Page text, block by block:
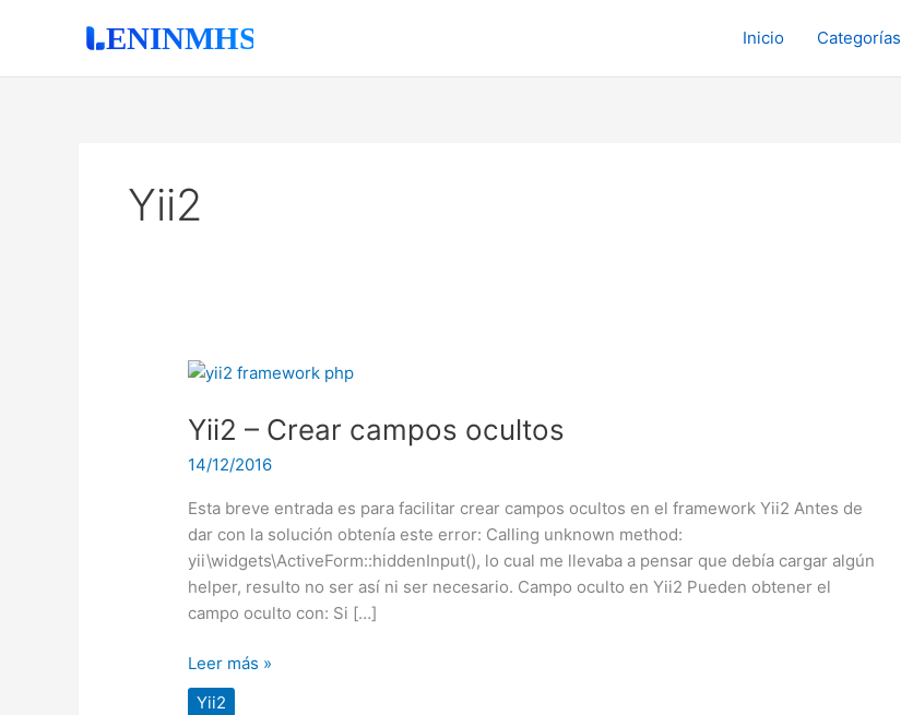
Inicio Categorías
Yii2
Yii2 – Crear campos ocultos
14/12/2016
Esta breve entrada es para facilitar crear campos ocultos en el framework Yii2 Antes de
dar con la solución obtenía este error: Calling unknown method:
yii\widgets\ActiveForm::hiddenInput(), lo cual me llevaba a pensar que debía cargar algún
helper, resulto no ser así ni ser necesario. Campo oculto en Yii2 Pueden obtener el
campo oculto con: Si […]
Yii2
Crear
ocultos
Leer más »
Yii2